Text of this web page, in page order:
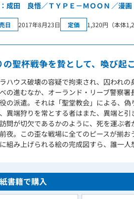
成田 良悟／ＴＹＰＥ－ＭＯＯＮ 漫
日 2017年8月23日 定価 1,320円（本体
の聖杯戦争を贄として、喚び起
ハウス破壊の容疑で拘束され、囚われの
の進むなか、オーランド・リーブ警察署
の派遣。それは「聖堂教会」による、偽
異端狩りを常とする者はまた、異端と引
問が切欠であるかのように、死を運ぶ者
夜。この歪な戦場に全てのピースが揃お
組み上げられる絵の完成図すら、誰一人
紙書籍で購入